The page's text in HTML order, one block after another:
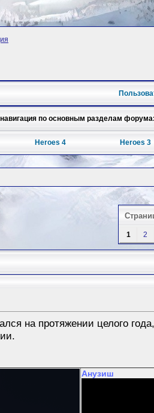
по основным разделам форума:
Heroes 4 Heroes 3
1 2
на протяжении целого
Анузиш